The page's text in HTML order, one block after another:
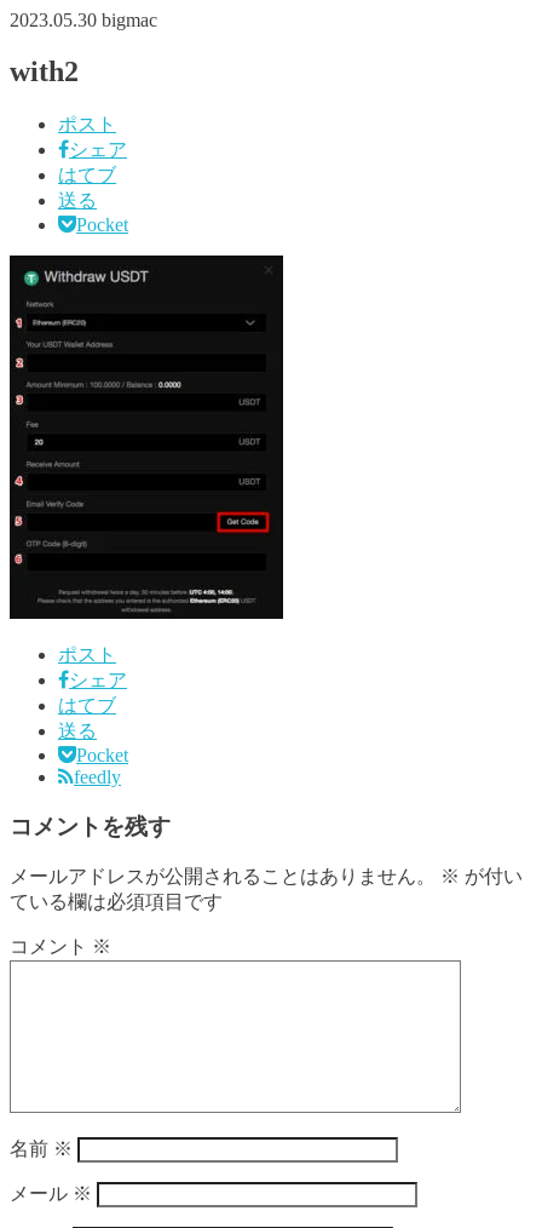
2023.05.30 bigmac
with2
ポスト
シェア
はてブ
送る
Pocket
ポスト
シェア
はてブ
送る
Pocket
feedly
コメントを残す
メールアドレスが公開されることはありません。 ※ が付い
ている欄は必須項目です
コメント ※
名前 ※
メール ※